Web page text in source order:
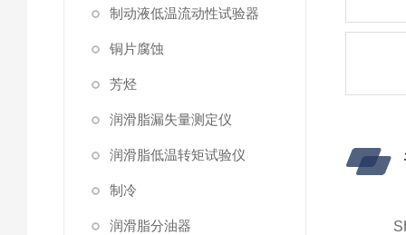
制动液低温流动性试验器
铜片腐蚀
芳烃
润滑脂漏失量测定仪
润滑脂低温转矩试验仪
制冷
润滑脂分油器